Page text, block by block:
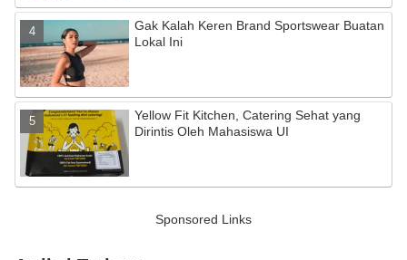
Gak Kalah Keren Brand Sportswear Buatan
Lokal Ini
Yellow Fit Kitchen, Catering Sehat yang
Dirintis Oleh Mahasiswa UI
Sponsored Links